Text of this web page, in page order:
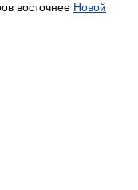
восточнее Новой